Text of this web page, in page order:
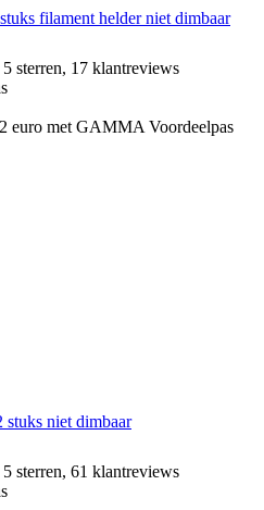
filament helder niet dimbaar
sterren, 17 klantreviews
euro met GAMMA Voordeelpas
niet dimbaar
sterren, 61 klantreviews